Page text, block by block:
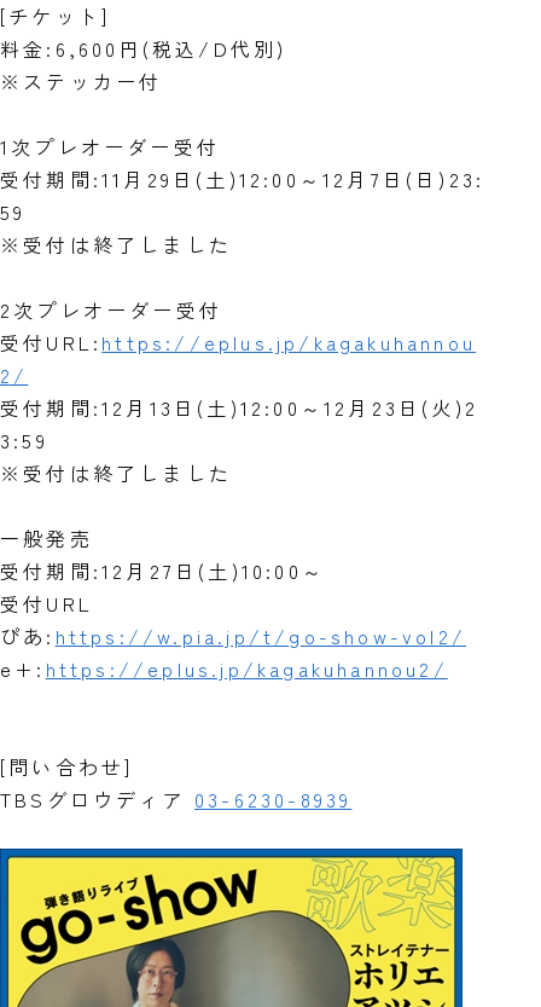
[チケット]
料金:6,600円(税込/D代別)
※ステッカー付
1次プレオーダー受付
受付期間:11月29日(土)12:00～12月7日(日)23:
59
※受付は終了しました
2次プレオーダー受付
受付URL: https://eplus.jp/kagakuhannou
2/
受付期間:12月13日(土)12:00～12月23日(火)2
3:59
※受付は終了しました
一般発売
受付期間:12月27日(土)10:00～
受付URL
ぴあ: https://w.pia.jp/t/go-show-vol2/
e+: https://eplus.jp/kagakuhannou2/
[問い合わせ]
TBSグロウディア 03-6230-8939